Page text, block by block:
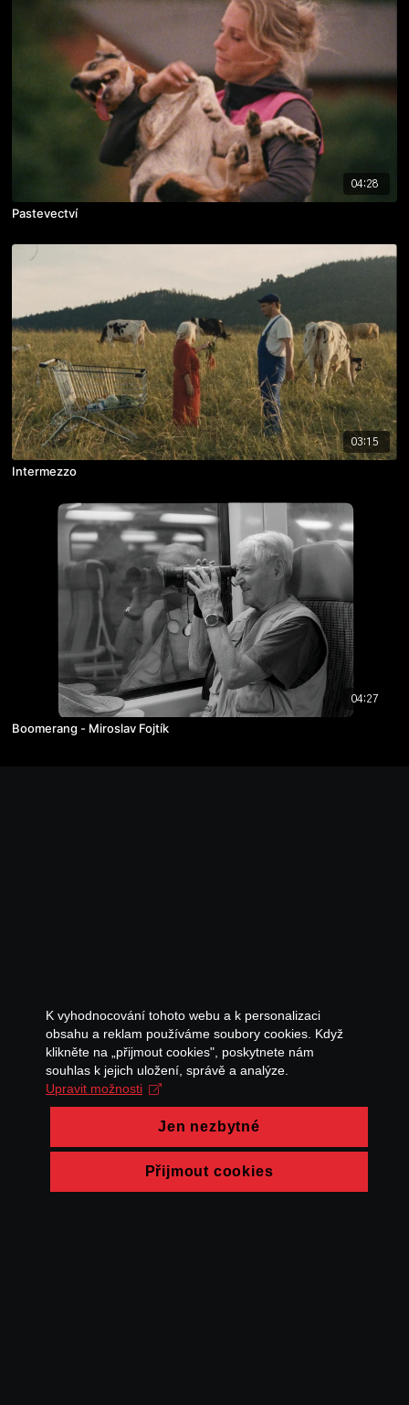
04:28
Pastevectví
03:15
Intermezzo
04:27
Boomerang - Miroslav Fojtík
K vyhodnocování tohoto webu a k personalizaci
obsahu a reklam používáme soubory cookies. Když
klikněte na „přijmout cookies", poskytnete nám
souhlas k jejich uložení, správě a analýze.
Upravit možnosti
Jen nezbytné
Přijmout cookies